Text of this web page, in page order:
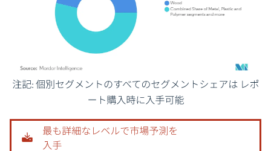
画像 © Mordor Intelligence。再利用にはCC BY 4.0の表示が必要です。